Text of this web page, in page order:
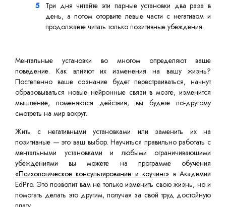
Три дня читайте эти парные установки два раза в
день, а потом оторвите левые части с негативом и
продолжаете читать только позитивные убеждения.
Ментальные установки во многом определяют ваше
поведение. Как влияют их изменения на вашу жизнь?
Постепенно ваше сознание будет перестраиваться, начнут
образовываться новые нейронные связи в мозге, изменится
мышление, поменяются действия, вы будете по-другому
смотреть на мир вокруг.
Жить с негативными установками или заменить их на
позитивные — это ваш выбор. Научиться правильно работать с
ментальными установками и любыми ограничивающими
убеждениями вы можете на программе обучения
«Психологическое консультирование и коучинг» в Академии
EdPro. Это позволит вам не только изменить свою жизнь, но и
помогать делать это другим, получая за свой труд достойную